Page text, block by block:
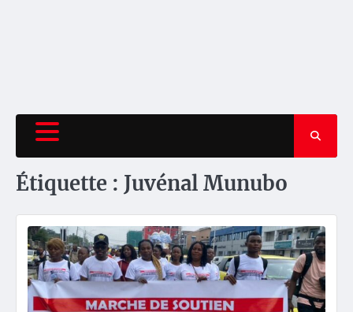
Étiquette : Juvénal Munubo